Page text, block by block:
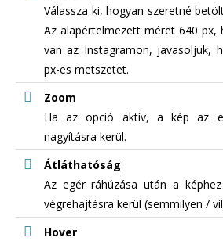
Válassza ki, hogyan szeretné
Az alapértelmezett méret 640
van az Instagramon, javasoljuk,
px-es metszetet.
Zoom
Ha az opció aktív, a kép az
nagyításra kerül.
Átláthatóság
Az egér ráhúzása után a
végrehajtásra kerül (semmilyen /
Hover